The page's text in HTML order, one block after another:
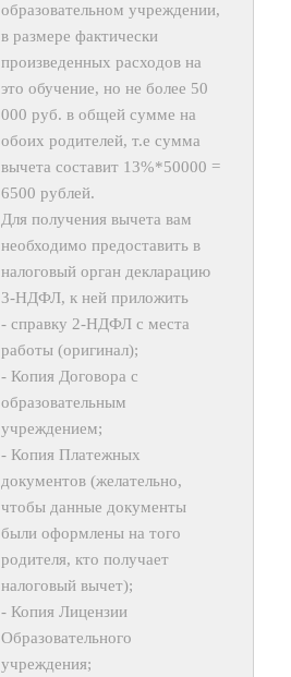
образовательном учреждении,
в размере фактически
произведенных расходов на
это обучение, но не более 50
000 руб. в общей сумме на
обоих родителей, т.е сумма
вычета составит 13%*50000 =
6500 рублей.
Для получения вычета вам
необходимо предоставить в
налоговый орган декларацию
3-НДФЛ, к ней приложить
- справку 2-НДФЛ с места
работы (оригинал);
- Копия Договора с
образовательным
учреждением;
- Копия Платежных
документов (желательно,
чтобы данные документы
были оформлены на того
родителя, кто получает
налоговый вычет);
- Копия Лицензии
Образовательного
учреждения;